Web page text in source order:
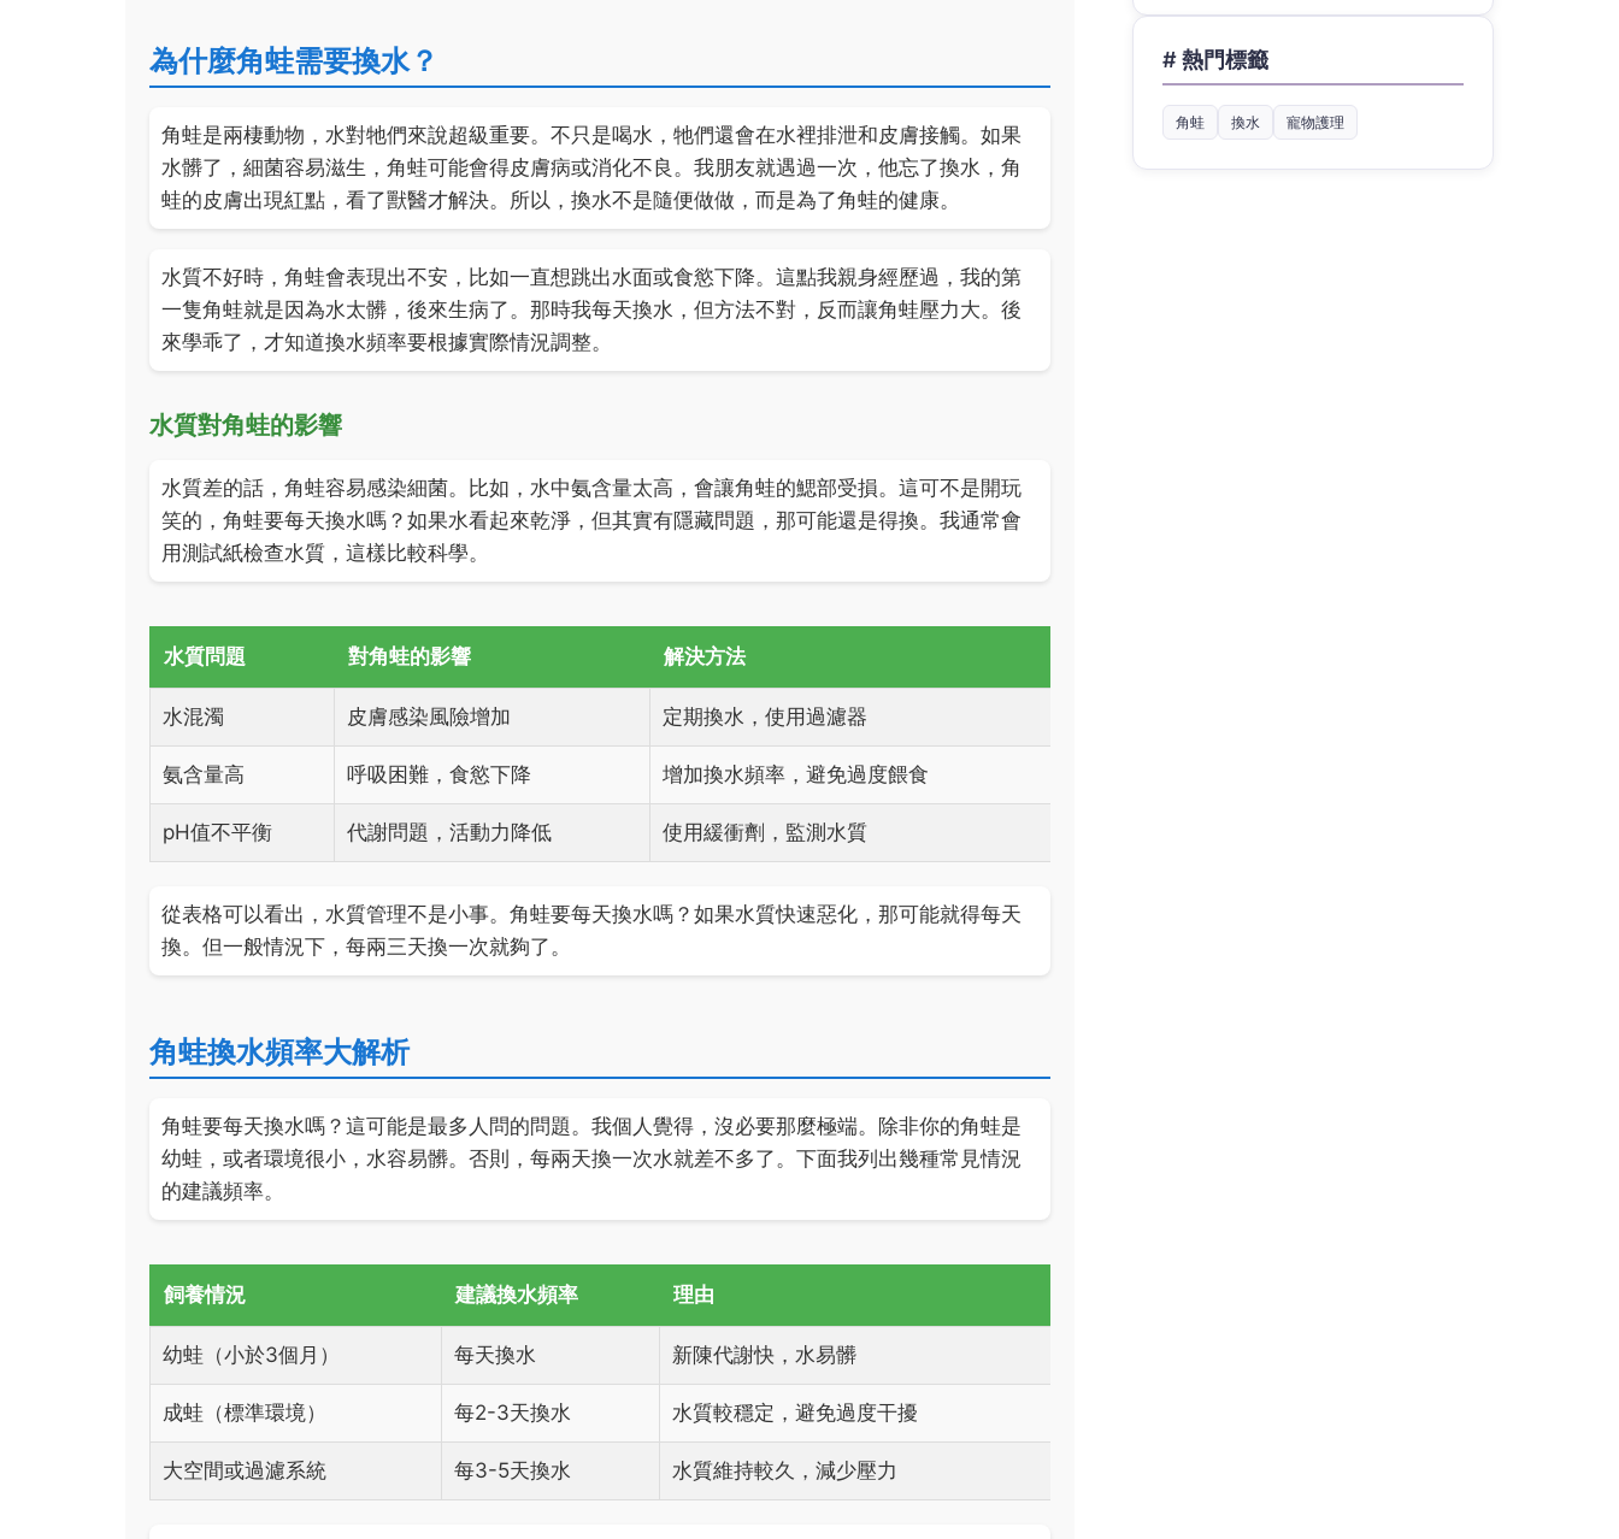
為什麼角蛙需要換水？
角蛙是兩棲動物，水對牠們來說超級重要。不只是喝水，牠們還會在水裡排泄和皮膚接觸。如果
水髒了，細菌容易滋生，角蛙可能會得皮膚病或消化不良。我朋友就遇過一次，他忘了換水，角
蛙的皮膚出現紅點，看了獸醫才解決。所以，換水不是隨便做做，而是為了角蛙的健康。
水質不好時，角蛙會表現出不安，比如一直想跳出水面或食慾下降。這點我親身經歷過，我的第
一隻角蛙就是因為水太髒，後來生病了。那時我每天換水，但方法不對，反而讓角蛙壓力大。後
來學乖了，才知道換水頻率要根據實際情況調整。
水質對角蛙的影響
水質差的話，角蛙容易感染細菌。比如，水中氨含量太高，會讓角蛙的鰓部受損。這可不是開玩
笑的，角蛙要每天換水嗎？如果水看起來乾淨，但其實有隱藏問題，那可能還是得換。我通常會
用測試紙檢查水質，這樣比較科學。
水質問題 對角蛙的影響 解決方法
水混濁 皮膚感染風險增加 定期換水，使用過濾器
氨含量高 呼吸困難，食慾下降 增加換水頻率，避免過度餵食
pH值不平衡 代謝問題，活動力降低 使用緩衝劑，監測水質
從表格可以看出，水質管理不是小事。角蛙要每天換水嗎？如果水質快速惡化，那可能就得每天
換。但一般情況下，每兩三天換一次就夠了。
角蛙換水頻率大解析
角蛙要每天換水嗎？這可能是最多人問的問題。我個人覺得，沒必要那麼極端。除非你的角蛙是
幼蛙，或者環境很小，水容易髒。否則，每兩天換一次水就差不多了。下面我列出幾種常見情況
的建議頻率。
飼養情況 建議換水頻率 理由
幼蛙（小於3個月） 每天換水 新陳代謝快，水易髒
成蛙（標準環境） 每2-3天換水 水質較穩定，避免過度干擾
大空間或過濾系統 每3-5天換水 水質維持較久，減少壓力
# 熱門標籤
角蛙 換水 寵物護理